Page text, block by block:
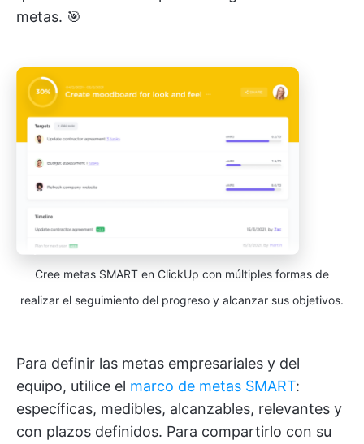
metas. 🎯
Cree metas SMART en ClickUp con múltiples formas de
realizar el seguimiento del progreso y alcanzar sus objetivos.
Para definir las metas empresariales y del
equipo, utilice el marco de metas SMART:
específicas, medibles, alcanzables, relevantes y
con plazos definidos. Para compartirlo con su